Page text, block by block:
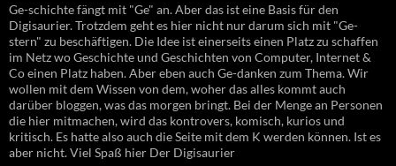
Ge-schichte fängt mit "Ge" an. Aber das ist eine Basis für den
Digisaurier. Trotzdem geht es hier nicht nur darum sich mit "Ge-
stern" zu beschäftigen. Die Idee ist einerseits einen Platz zu schaffen
im Netz wo Geschichte und Geschichten von Computer, Internet &
Co einen Platz haben. Aber eben auch Ge-danken zum Thema. Wir
wollen mit dem Wissen von dem, woher das alles kommt auch
darüber bloggen, was das morgen bringt. Bei der Menge an Personen
die hier mitmachen, wird das kontrovers, komisch, kurios und
kritisch. Es hatte also auch die Seite mit dem K werden können. Ist es
aber nicht. Viel Spaß hier Der Digisaurier